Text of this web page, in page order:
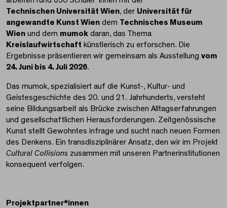
Technischen Universität Wien, der Universität für
angewandte Kunst Wien dem Technisches Museum
Wien und dem mumok daran, das Thema
Kreislaufwirtschaft künstlerisch zu erforschen. Die
Ergebnisse präsentieren wir gemeinsam als Ausstellung vom
24. Juni bis 4. Juli 2026.
Das mumok, spezialisiert auf die Kunst-, Kultur- und
Geistesgeschichte des 20. und 21. Jahrhunderts, versteht
seine Bildungsarbeit als Brücke zwischen Alltagserfahrungen
und gesellschaftlichen Herausforderungen. Zeitgenössische
Kunst stellt Gewohntes infrage und sucht nach neuen Formen
des Denkens. Ein transdisziplinärer Ansatz, den wir im Projekt
Cultural Collisions zusammen mit unseren Partnerinstitutionen
konsequent verfolgen.
Projektpartner*innen